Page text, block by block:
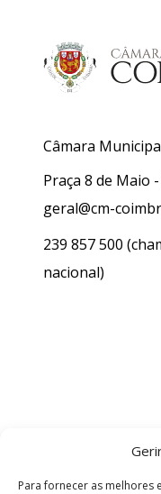
Para fornecer as melhores
Câmara
Praça 8 de Maio
geral@cm-
239 857 500
nacional)